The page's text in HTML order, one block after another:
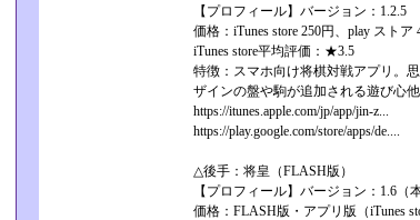
【プロフィール】バージョン：1.2.5
価格：iTunes store 250円、play ストア
iTunes store平均評価：★3.5
特徴：スマホ向け将棋対戦アプリ。
ザインの盤や駒が追加される遊び心他
https://itunes.apple.com/jp/app/jin-z...
https://play.google.com/store/apps/de....
△後手：将皇（FLASH版）
【プロフィール】バージョン：1.6（
価格：FLASH版・アプリ版（iTunes